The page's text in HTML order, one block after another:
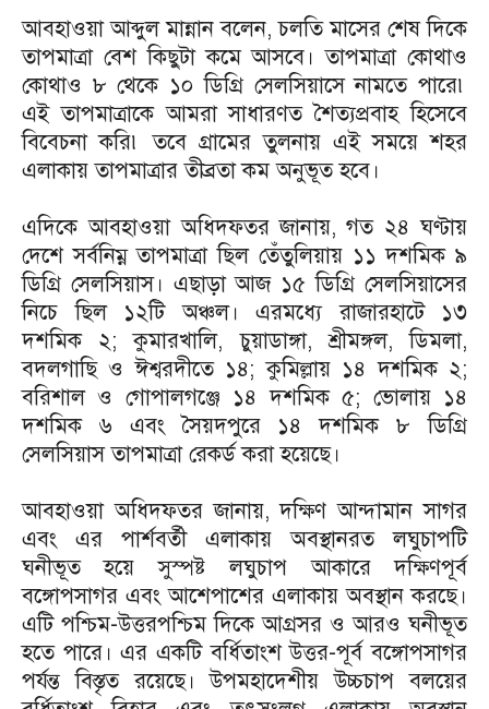
আবহাওয়া আব্দুল মান্নান বলেন, চলতি মাসের শেষ দিকে
তাপমাত্রা বেশ কিছুটা কমে আসবে। তাপমাত্রা কোথাও
কোথাও ৮ থেকে ১০ ডিগ্রি সেলসিয়াসে নামতে পারে৷
এই তাপমাত্রাকে আমরা সাধারণত শৈত্যপ্রবাহ হিসেবে
বিবেচনা করি৷ তবে গ্রামের তুলনায় এই সময়ে শহর
এলাকায় তাপমাত্রার তীব্রতা কম অনুভূত হবে।
এদিকে আবহাওয়া অধিদফতর জানায়, গত ২৪ ঘণ্টায়
দেশে সর্বনিম্ন তাপমাত্রা ছিল তেঁতুলিয়ায় ১১ দশমিক ৯
ডিগ্রি সেলসিয়াস। এছাড়া আজ ১৫ ডিগ্রি সেলসিয়াসের
নিচে ছিল ১২টি অঞ্চল। এরমধ্যে রাজারহাটে ১৩
দশমিক ২; কুমারখালি, চুয়াডাঙ্গা, শ্রীমঙ্গল, ডিমলা,
বদলগাছি ও ঈশ্বরদীতে ১৪; কুমিল্লায় ১৪ দশমিক ২;
বরিশাল ও গোপালগঞ্জে ১৪ দশমিক ৫; ভোলায় ১৪
দশমিক ৬ এবং সৈয়দপুরে ১৪ দশমিক ৮ ডিগ্রি
সেলসিয়াস তাপমাত্রা রেকর্ড করা হয়েছে।
আবহাওয়া অধিদফতর জানায়, দক্ষিণ আন্দামান সাগর
এবং এর পার্শবর্তী এলাকায় অবস্থানরত লঘুচাপটি
ঘনীভূত হয়ে সুস্পষ্ট লঘুচাপ আকারে দক্ষিণপূর্ব
বঙ্গোপসাগর এবং আশেপাশের এলাকায় অবস্থান করছে।
এটি পশ্চিম-উত্তরপশ্চিম দিকে আগ্রসর ও আরও ঘনীভূত
হতে পারে। এর একটি বর্ধিতাংশ উত্তর-পূর্ব বঙ্গোপসাগর
পর্যন্ত বিস্তৃত রয়েছে। উপমহাদেশীয় উচ্চচাপ বলয়ের